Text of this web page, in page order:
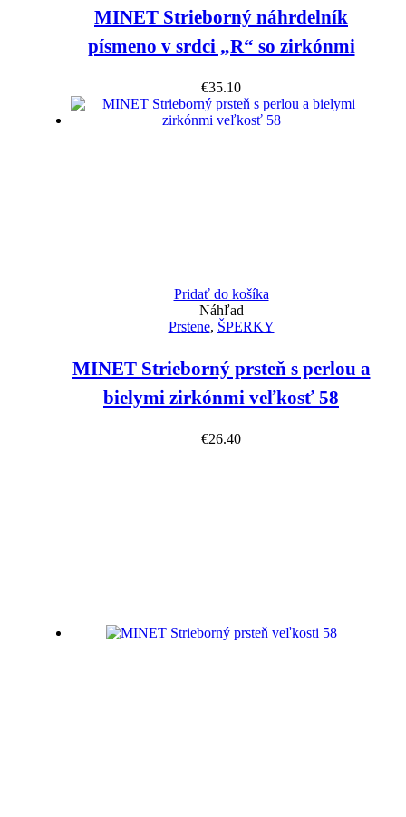
MINET Strieborný náhrdelník
písmeno v srdci „R“ so zirkónmi
€35.10
Pridať do košíka
Náhľad
Prstene, ŠPERKY
MINET Strieborný prsteň s perlou a
bielymi zirkónmi veľkosť 58
€26.40